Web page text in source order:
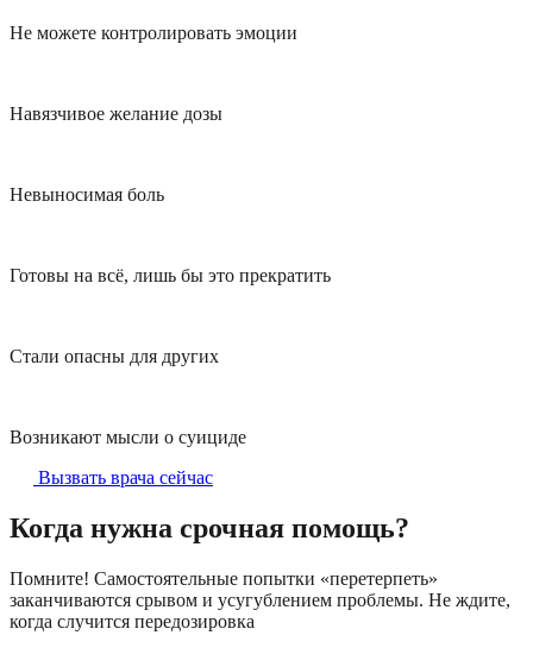
Не можете контролировать эмоции
Навязчивое желание дозы
Невыносимая боль
Готовы на всё, лишь бы это прекратить
Стали опасны для других
Возникают мысли о суициде
Вызвать врача сейчас
Когда нужна срочная помощь?
Помните! Самостоятельные попытки «перетерпеть»
заканчиваются срывом и усугублением проблемы. Не ждите,
когда случится передозировка